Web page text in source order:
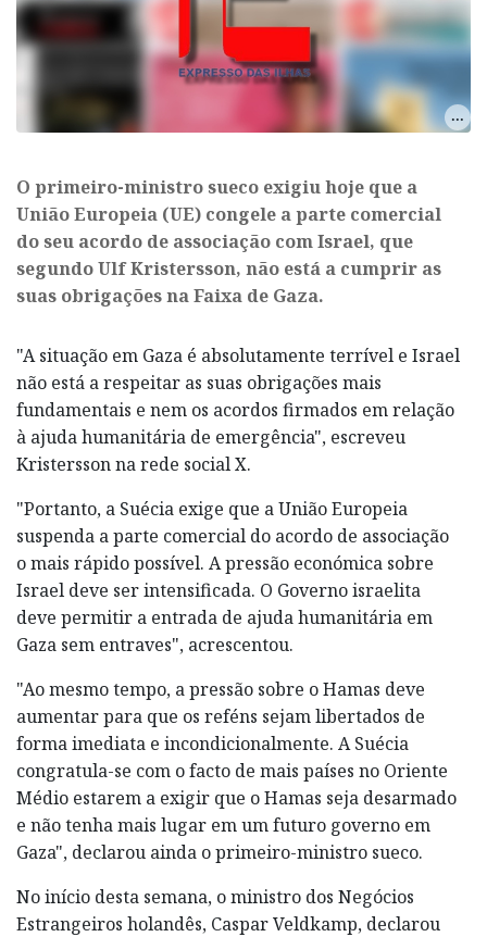
O primeiro-ministro sueco exigiu hoje que a
União Europeia (UE) congele a parte comercial
do seu acordo de associação com Israel, que
segundo Ulf Kristersson, não está a cumprir as
suas obrigações na Faixa de Gaza.
"A situação em Gaza é absolutamente terrível e Israel
não está a respeitar as suas obrigações mais
fundamentais e nem os acordos firmados em relação
à ajuda humanitária de emergência", escreveu
Kristersson na rede social X.
"Portanto, a Suécia exige que a União Europeia
suspenda a parte comercial do acordo de associação
o mais rápido possível. A pressão económica sobre
Israel deve ser intensificada. O Governo israelita
deve permitir a entrada de ajuda humanitária em
Gaza sem entraves", acrescentou.
"Ao mesmo tempo, a pressão sobre o Hamas deve
aumentar para que os reféns sejam libertados de
forma imediata e incondicionalmente. A Suécia
congratula-se com o facto de mais países no Oriente
Médio estarem a exigir que o Hamas seja desarmado
e não tenha mais lugar em um futuro governo em
Gaza", declarou ainda o primeiro-ministro sueco.
No início desta semana, o ministro dos Negócios
Estrangeiros holandês, Caspar Veldkamp, declarou